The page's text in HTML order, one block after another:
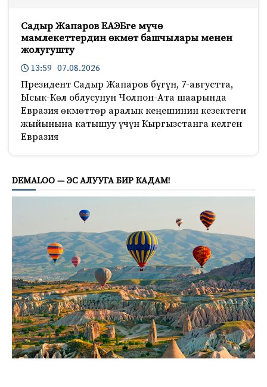
Садыр Жапаров ЕАЭБге мүчө
мамлекеттердин өкмөт башчылары менен
жолугушту
13:59 07.08.2026
Президент Садыр Жапаров бүгүн, 7-августта,
Ысык-Көл облусунун Чолпон-Ата шаарында
Евразия өкмөттөр аралык кеңешинин кезектеги
жыйынына катышуу үчүн Кыргызстанга келген
Евразия
DEMALOO — ЭС АЛУУГА БИР КАДАМ!